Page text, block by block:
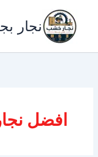
المحتوى
نجار
افضل